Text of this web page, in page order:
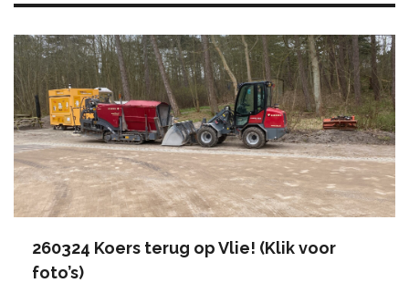
260324 Koers terug op Vlie! (Klik voor
foto’s)